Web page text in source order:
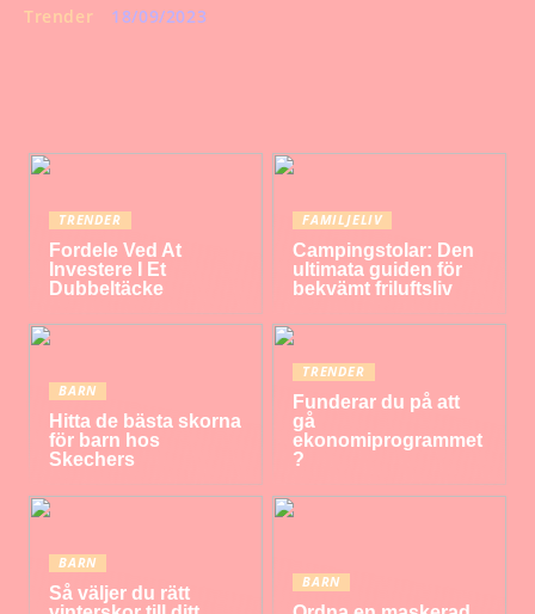
Trender
18/09/2023
TRENDER
Fordele Ved At
Investere I Et
Dubbeltäcke
FAMILJELIV
Campingstolar: Den
ultimata guiden för
bekvämt friluftsliv
BARN
Hitta de bästa skorna
för barn hos
Skechers
TRENDER
Funderar du på att
gå
ekonomiprogrammet
?
BARN
Så väljer du rätt
BARN